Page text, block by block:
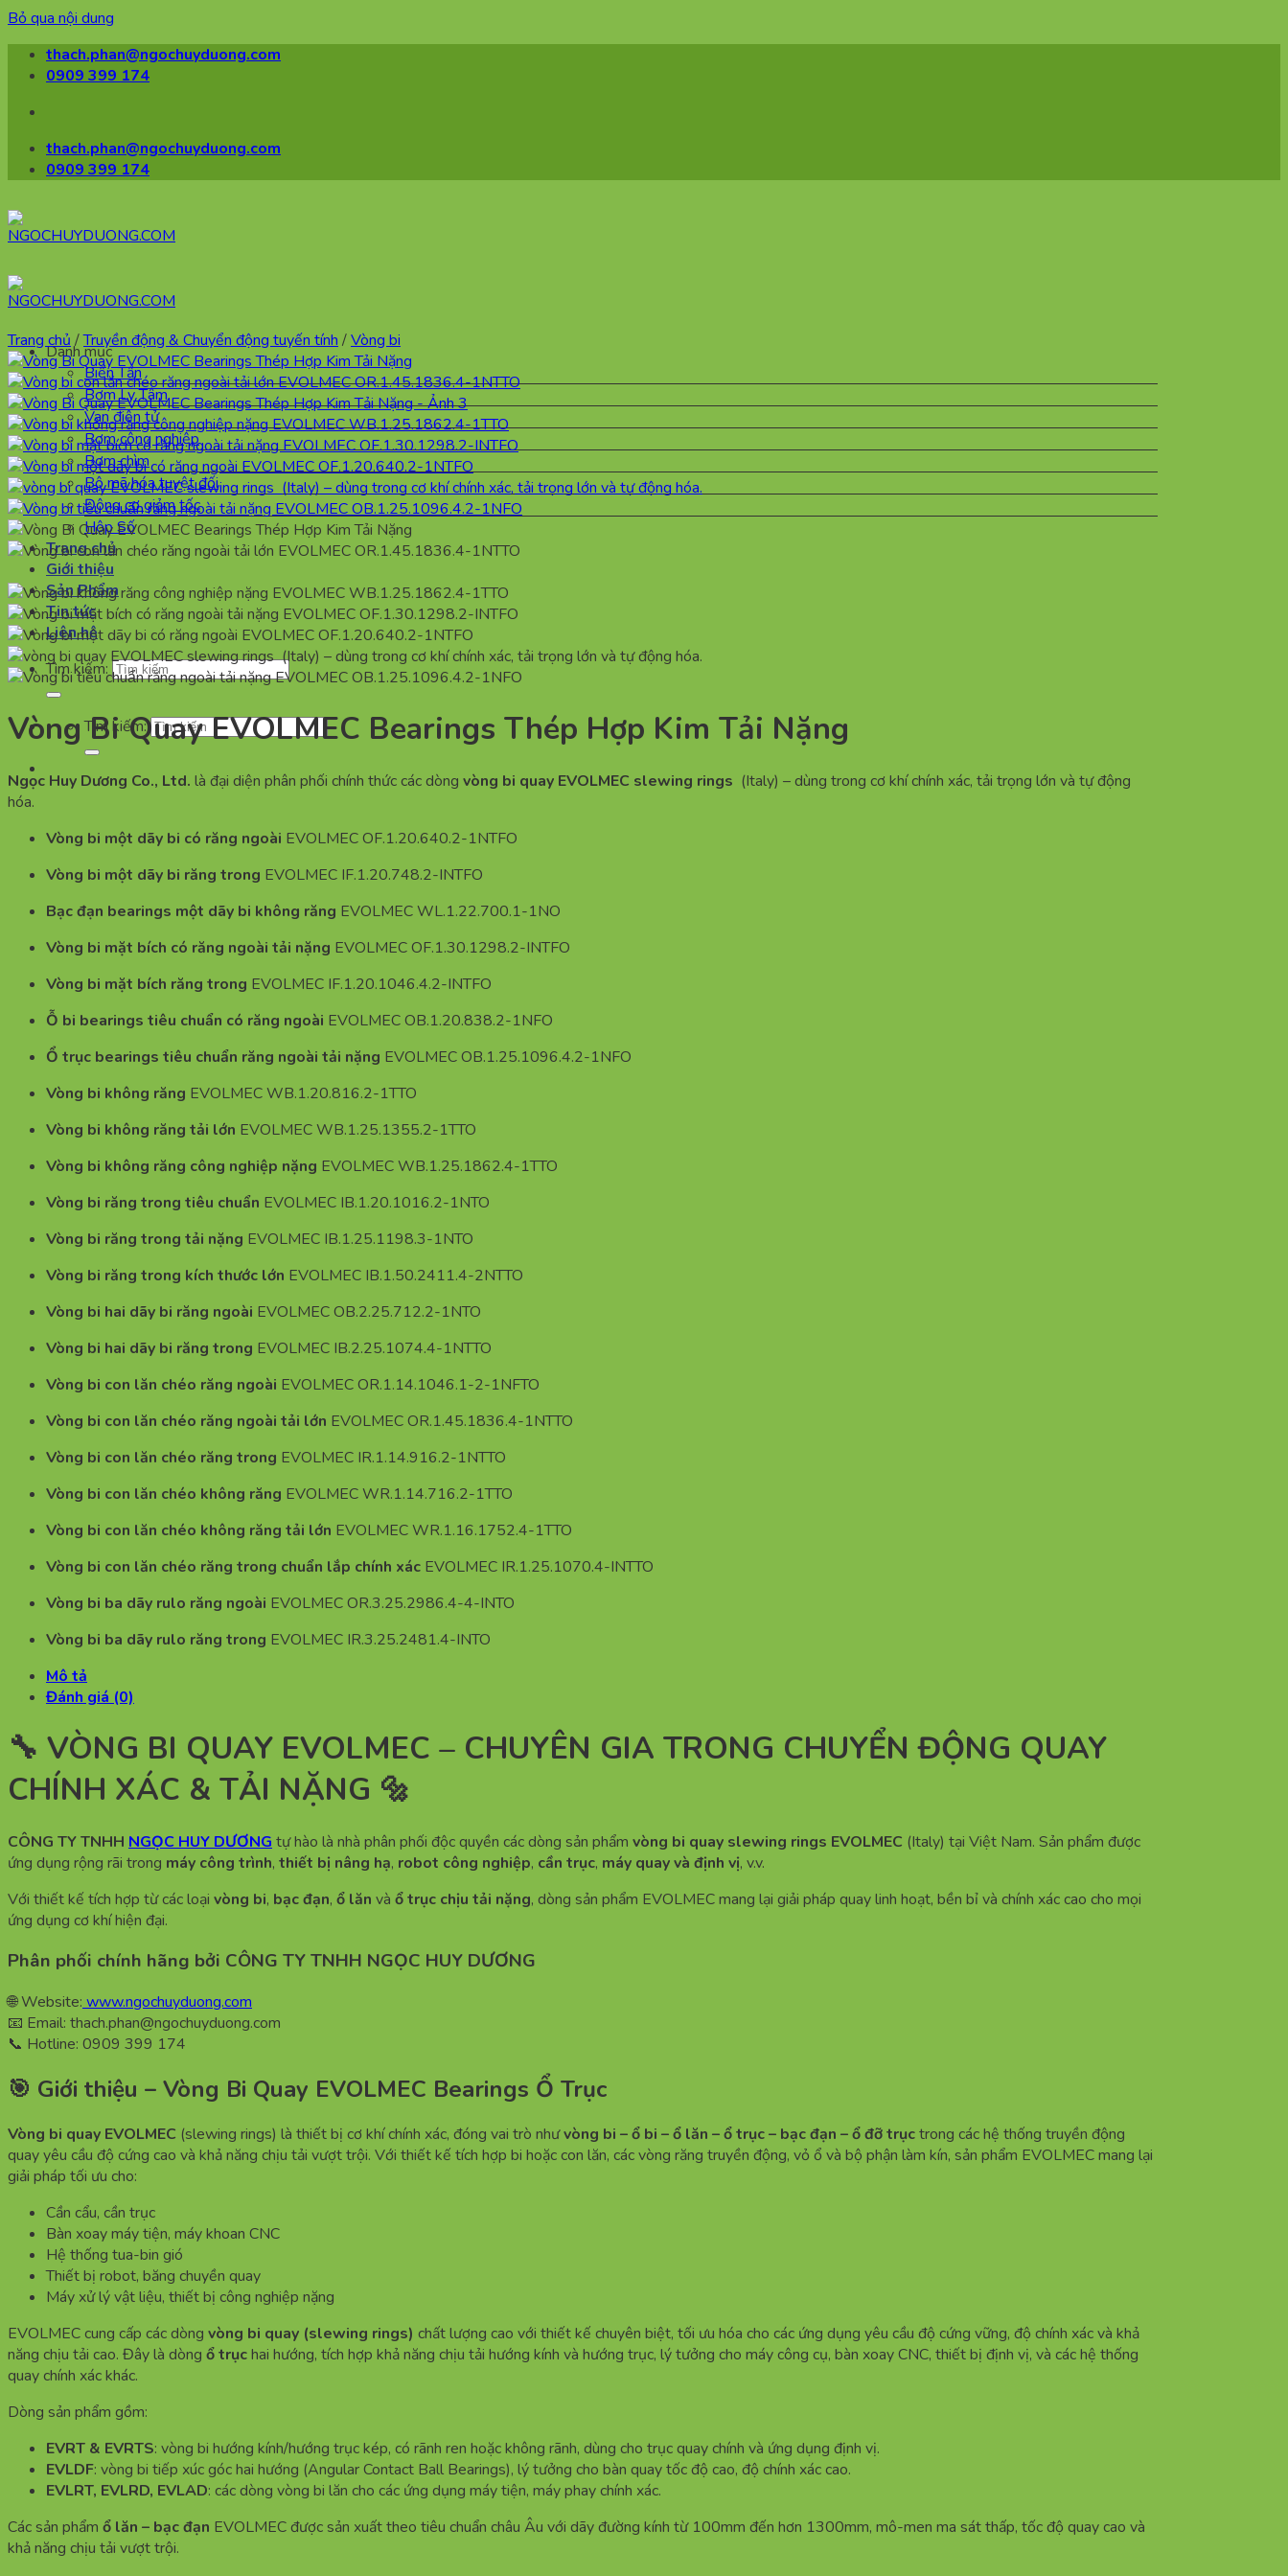
Bỏ qua nội dung
thach.phan@ngochuyduong.com
0909 399 174
thach.phan@ngochuyduong.com
0909 399 174
Danh mục
Biến Tần
Bơm Ly Tâm
Van điện tử
Bơm công nghiệp
Bơm chìm
Bộ mã hóa tuyệt đối
Động cơ giảm tốc
Hộp Số
Trang chủ
Giới thiệu
Sản Phẩm
Tin tức
Liên hệ
Tìm kiếm:
Tìm kiếm:
Trang chủ /Truyền động & Chuyển động tuyến tính /Vòng bi
Vòng Bi Quay EVOLMEC Bearings Thép Hợp Kim Tải Nặng
Ngọc Huy Dương Co., Ltd. là đại diện phân phối chính thức các dòng vòng bi quay EVOLMEC slewing rings (Italy) – dùng trong cơ khí chính xác, tải trọng lớn và tự động
hóa.
Vòng bi một dãy bi có răng ngoài EVOLMEC OF.1.20.640.2-1NTFO
Vòng bi một dãy bi răng trong EVOLMEC IF.1.20.748.2-INTFO
Bạc đạn bearings một dãy bi không răng EVOLMEC WL.1.22.700.1-1NO
Vòng bi mặt bích có răng ngoài tải nặng EVOLMEC OF.1.30.1298.2-INTFO
Vòng bi mặt bích răng trong EVOLMEC IF.1.20.1046.4.2-INTFO
Ỗ bi bearings tiêu chuẩn có răng ngoài EVOLMEC OB.1.20.838.2-1NFO
Ổ trục bearings tiêu chuẩn răng ngoài tải nặng EVOLMEC OB.1.25.1096.4.2-1NFO
Vòng bi không răng EVOLMEC WB.1.20.816.2-1TTO
Vòng bi không răng tải lớn EVOLMEC WB.1.25.1355.2-1TTO
Vòng bi không răng công nghiệp nặng EVOLMEC WB.1.25.1862.4-1TTO
Vòng bi răng trong tiêu chuẩn EVOLMEC IB.1.20.1016.2-1NTO
Vòng bi răng trong tải nặng EVOLMEC IB.1.25.1198.3-1NTO
Vòng bi răng trong kích thước lớn EVOLMEC IB.1.50.2411.4-2NTTO
Vòng bi hai dãy bi răng ngoài EVOLMEC OB.2.25.712.2-1NTO
Vòng bi hai dãy bi răng trong EVOLMEC IB.2.25.1074.4-1NTTO
Vòng bi con lăn chéo răng ngoài EVOLMEC OR.1.14.1046.1-2-1NFTO
Vòng bi con lăn chéo răng ngoài tải lớn EVOLMEC OR.1.45.1836.4-1NTTO
Vòng bi con lăn chéo răng trong EVOLMEC IR.1.14.916.2-1NTTO
Vòng bi con lăn chéo không răng EVOLMEC WR.1.14.716.2-1TTO
Vòng bi con lăn chéo không răng tải lớn EVOLMEC WR.1.16.1752.4-1TTO
Vòng bi con lăn chéo răng trong chuẩn lắp chính xác EVOLMEC IR.1.25.1070.4-INTTO
Vòng bi ba dãy rulo răng ngoài EVOLMEC OR.3.25.2986.4-4-INTO
Vòng bi ba dãy rulo răng trong EVOLMEC IR.3.25.2481.4-INTO
Mô tả
Đánh giá (0)
🔧 VÒNG BI QUAY EVOLMEC – CHUYÊN GIA TRONG CHUYỂN ĐỘNG QUAY
CHÍNH XÁC & TẢI NẶNG 🔩
CÔNG TY TNHH NGỌC HUY DƯƠNG tự hào là nhà phân phối độc quyền các dòng sản phẩm vòng bi quay slewing rings EVOLMEC (Italy) tại Việt Nam. Sản phẩm được
ứng dụng rộng rãi trong máy công trình, thiết bị nâng hạ, robot công nghiệp, cần trục, máy quay và định vị, v.v.
Với thiết kế tích hợp từ các loại vòng bi, bạc đạn, ổ lăn và ổ trục chịu tải nặng, dòng sản phẩm EVOLMEC mang lại giải pháp quay linh hoạt, bền bỉ và chính xác cao cho mọi
ứng dụng cơ khí hiện đại.
Phân phối chính hãng bởi CÔNG TY TNHH NGỌC HUY DƯƠNG
🌐 Website: www.ngochuyduong.com
📧 Email: thach.phan@ngochuyduong.com
📞 Hotline: 0909 399 174
🎯 Giới thiệu – Vòng Bi Quay EVOLMEC Bearings Ổ Trục
Vòng bi quay EVOLMEC (slewing rings) là thiết bị cơ khí chính xác, đóng vai trò nhưvòng bi – ổ bi – ổ lăn – ổ trục – bạc đạn – ổ đỡ trụctrong các hệ thống truyền động
quay yêu cầu độ cứng cao và khả năng chịu tải vượt trội. Với thiết kế tích hợp bi hoặc con lăn, các vòng răng truyền động, vỏ ổ và bộ phận làm kín, sản phẩm EVOLMEC mang lại
giải pháp tối ưu cho:
Cần cẩu, cần trục
Bàn xoay máy tiện, máy khoan CNC
Hệ thống tua-bin gió
Thiết bị robot, băng chuyền quay
Máy xử lý vật liệu, thiết bị công nghiệp nặng
EVOLMEC cung cấp các dòng vòng bi quay (slewing rings) chất lượng cao với thiết kế chuyên biệt, tối ưu hóa cho các ứng dụng yêu cầu độ cứng vững, độ chính xác và khả
năng chịu tải cao. Đây là dòng ổ trụchai hướng, tích hợp khả năng chịu tải hướng kính và hướng trục, lý tưởng cho máy công cụ, bàn xoay CNC, thiết bị định vị, và các hệ thống
quay chính xác khác.
Dòng sản phẩm gồm:
EVRT & EVRTS: vòng bi hướng kính/hướng trục kép, có rãnh ren hoặc không rãnh, dùng cho trục quay chính và ứng dụng định vị.
EVLDF: vòng bi tiếp xúc góc hai hướng (Angular Contact Ball Bearings), lý tưởng cho bàn quay tốc độ cao, độ chính xác cao.
EVLRT, EVLRD, EVLAD: các dòng vòng bi lăn cho các ứng dụng máy tiện, máy phay chính xác.
Các sản phẩm ổ lăn – bạc đạn EVOLMEC được sản xuất theo tiêu chuẩn châu Âu với dãy đường kính từ 100mm đến hơn 1300mm, mô-men ma sát thấp, tốc độ quay cao và
khả năng chịu tải vượt trội.